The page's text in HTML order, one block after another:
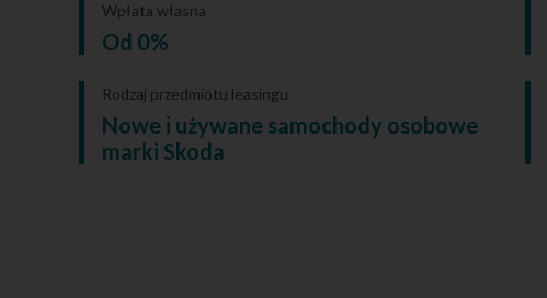
Wpłata własna
Od 0%
Rodzaj przedmiotu leasingu
Nowe i używane samochody osobowe
marki Skoda